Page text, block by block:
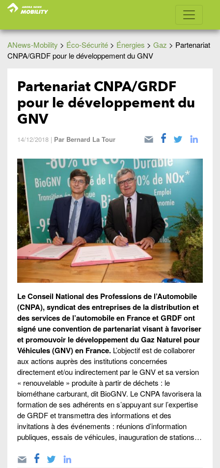
ANews-Mobility > Éco-Sécurité > Énergies > Gaz > Partenariat
CNPA/GRDF pour le développement du GNV
Partenariat CNPA/GRDF
pour le développement du
GNV
14/12/2018 | Par Bernard La Tour
Le Conseil National des Professions de l’Automobile
(CNPA), syndicat des entreprises de la distribution et
des services de l’automobile en France et GRDF ont
signé une convention de partenariat visant à favoriser
et promouvoir le développement du Gaz Naturel pour
Véhicules (GNV) en France. L’objectif est de collaborer
aux actions auprès des institutions concernées
directement et/ou indirectement par le GNV et sa version
« renouvelable » produite à partir de déchets : le
biométhane carburant, dit BioGNV. Le CNPA favorisera la
formation de ses adhérents en s’appuyant sur l’expertise
de GRDF et transmettra des informations et des
invitations à des événements : réunions d’information
publiques, essais de véhicules, inauguration de stations…